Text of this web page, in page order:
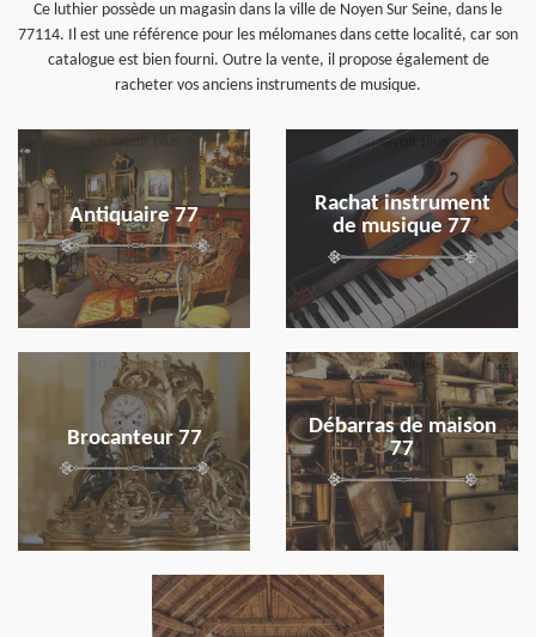
Ce luthier possède un magasin dans la ville de Noyen Sur Seine, dans le
77114. Il est une référence pour les mélomanes dans cette localité, car son
catalogue est bien fourni. Outre la vente, il propose également de
racheter vos anciens instruments de musique.
Antiquaire 77
en savoir plus
Rachat instrument
de musique 77
en savoir plus
Brocanteur 77
en savoir plus
Débarras de maison
77
en savoir plus
en savoir plus